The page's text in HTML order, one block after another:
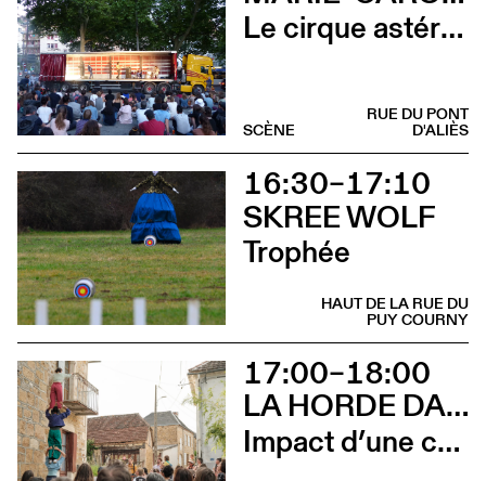
Le cirque astéroïde
RUE DU PONT
D'ALIÈS
SCÈNE
16:30–17:10
SKREE WOLF
Trophée
HAUT DE LA RUE DU
PUY COURNY
17:00–18:00
LA HORDE DANS LES PAVÉS
Impact d’une course [Aurillac] X Stadium